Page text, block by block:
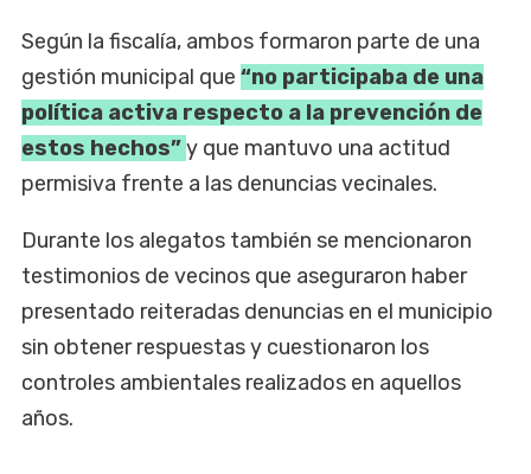
Según la fiscalía, ambos formaron parte de una
gestión municipal que “no participaba de una
política activa respecto a la prevención de
estos hechos”y que mantuvo una actitud
permisiva frente a las denuncias vecinales.
Durante los alegatos también se mencionaron
testimonios de vecinos que aseguraron haber
presentado reiteradas denuncias en el municipio
sin obtener respuestas y cuestionaron los
controles ambientales realizados en aquellos
años.